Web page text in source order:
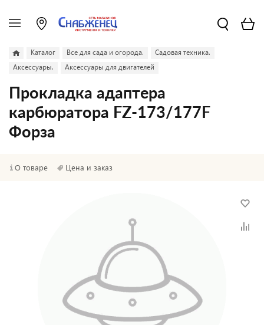
Каталог Все для сада и огорода.
Садовая техника.
Аксессуары.
Аксессуары для двигателей
Прокладка адаптера
карбюратора FZ-173/177F
Форза
О товаре Цена и заказ